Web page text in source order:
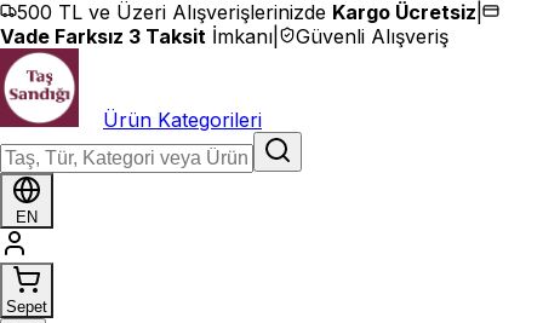
İçeriğe geç
500 TL ve Üzeri Alışverişlerinizde Kargo Ücretsiz
Vade Farksız 3 Taksit İmkanı Güvenli Alışveriş
Ürün Kategorileri
EN
Sepet